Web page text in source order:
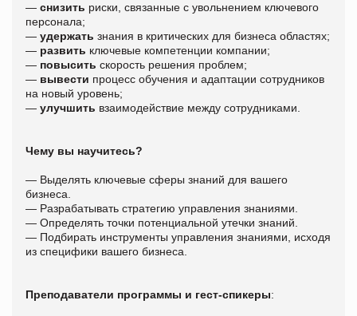
— снизить риски, связанные с увольнением ключевого
персонала;
— удержать знания в критических для бизнеса областях;
— развить ключевые компетенции компании;
— повысить скорость решения проблем;
— вывести процесс обучения и адаптации сотрудников
на новый уровень;
— улучшить взаимодействие между сотрудниками.
Чему вы научитесь?
— Выделять ключевые сферы знаний для вашего
бизнеса.
— Разрабатывать стратегию управления знаниями.
— Определять точки потенциальной утечки знаний.
— Подбирать инструменты управления знаниями, исходя
из специфики вашего бизнеса.
Преподаватели программы и гест-спикеры: